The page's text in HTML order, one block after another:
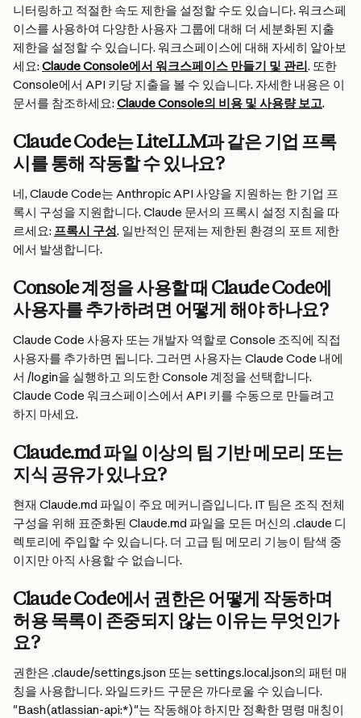
니터링하고 적절한 속도 제한을 설정할 수도 있습니다. 워크스페
이스를 사용하여 다양한 사용자 그룹에 대해 더 세분화된 지출
제한을 설정할 수 있습니다. 워크스페이스에 대해 자세히 알아보
세요: Claude Console에서 워크스페이스 만들기 및 관리. 또한
Console에서 API 키당 지출을 볼 수 있습니다. 자세한 내용은 이
문서를 참조하세요: Claude Console의 비용 및 사용량 보고.
Claude Code는 LiteLLM과 같은 기업 프록
시를 통해 작동할 수 있나요?
네, Claude Code는 Anthropic API 사양을 지원하는 한 기업 프
록시 구성을 지원합니다. Claude 문서의 프록시 설정 지침을 따
르세요: 프록시 구성. 일반적인 문제는 제한된 환경의 포트 제한
에서 발생합니다.
Console 계정을 사용할 때 Claude Code에
사용자를 추가하려면 어떻게 해야 하나요?
Claude Code 사용자 또는 개발자 역할로 Console 조직에 직접
사용자를 추가하면 됩니다. 그러면 사용자는 Claude Code 내에
서 /login을 실행하고 의도한 Console 계정을 선택합니다.
Claude Code 워크스페이스에서 API 키를 수동으로 만들려고
하지 마세요.
Claude.md 파일 이상의 팀 기반 메모리 또는
지식 공유가 있나요?
현재 Claude.md 파일이 주요 메커니즘입니다. IT 팀은 조직 전체
구성을 위해 표준화된 Claude.md 파일을 모든 머신의 .claude 디
렉토리에 주입할 수 있습니다. 더 고급 팀 메모리 기능이 탐색 중
이지만 아직 사용할 수 없습니다.
Claude Code에서 권한은 어떻게 작동하며
허용 목록이 존중되지 않는 이유는 무엇인가
요?
권한은 .claude/settings.json 또는 settings.local.json의 패턴 매
칭을 사용합니다. 와일드카드 구문은 까다로울 수 있습니다.
"Bash(atlassian-api:*)"는 작동해야 하지만 정확한 명령 매칭이